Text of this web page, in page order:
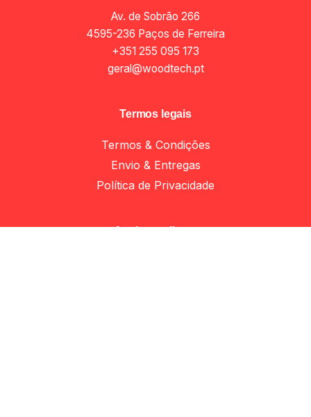
Av. de Sobrão 266
4595-236 Paços de Ferreira
+351 255 095 173
geral@woodtech.pt
Termos legais
Termos & Condições
Envio & Entregas
Política de Privacidade
Apoio ao cliente